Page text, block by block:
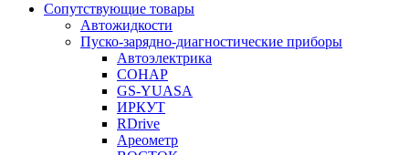
Сопутствующие товары
Автожидкости
Пуско-зарядно-диагностические приборы
Автоэлектрика
СОНАР
GS-YUASA
ИРКУТ
RDrive
Ареометр